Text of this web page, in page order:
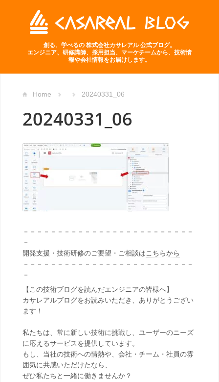
創る、学べるの 株式会社カサレアル 公式ブログ。
エンジニア、研修講師、採用担当、マーケチームから、技術情
報や会社情報をお届けします。
Home 20240331_06
20240331_06
－－－－－－－－－－－－－－－－－－－－－－－－－
－
開発支援・技術研修のご要望・ご相談はこちらから
－－－－－－－－－－－－－－－－－－－－－－－－－
－
【この技術ブログを読んだエンジニアの皆様へ】
カサレアルブログをお読みいただき、ありがとうござい
ます！
私たちは、常に新しい技術に挑戦し、ユーザーのニーズ
に応えるサービスを提供しています。
もし、当社の技術への情熱や、会社・チーム・社員の雰
囲気に共感いただけたなら、
ぜひ私たちと一緒に働きませんか？